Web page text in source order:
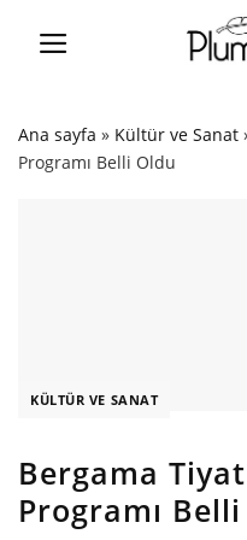
Ana sayfa » Kültür ve Sanat
Programı Belli Oldu
KÜLTÜR VE SANAT
Bergama
Programı